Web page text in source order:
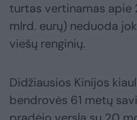
turtas vertinamas apie
mlrd. eurų) neduoda
viešų renginių.
Didžiausios Kinijos
bendrovės 61 metų